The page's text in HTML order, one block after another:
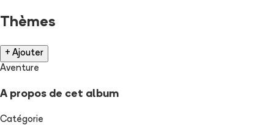
Thèmes
+ Ajouter
Aventure
A propos de cet album
Catégorie